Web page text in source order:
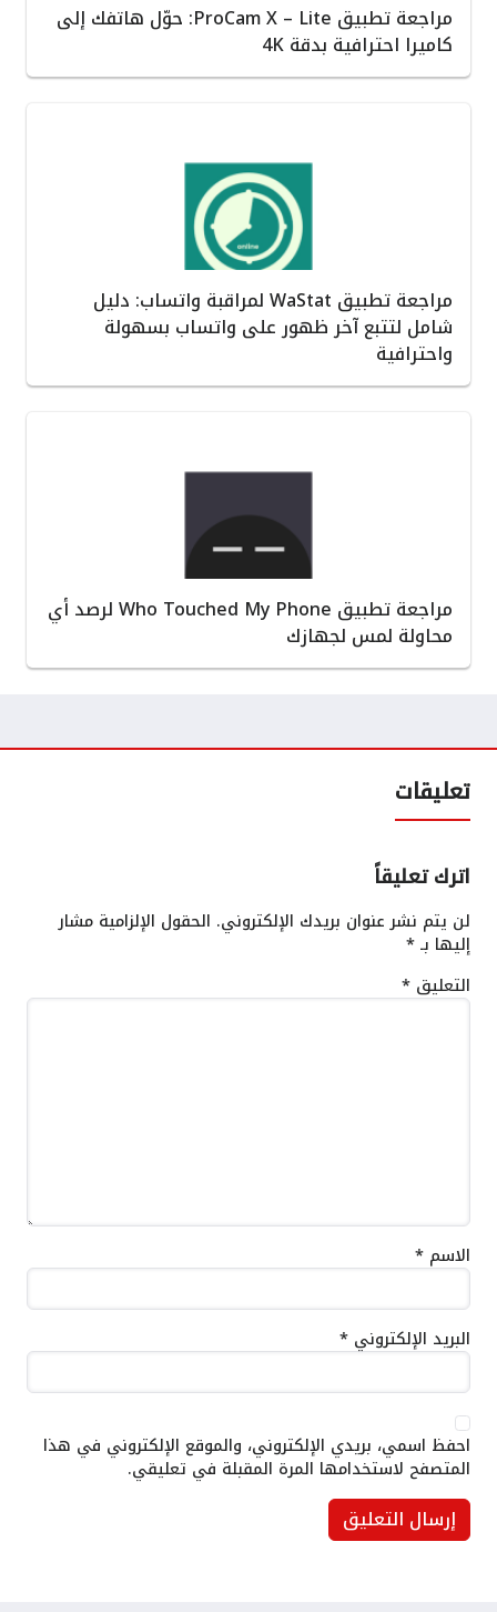
مراجعة تطبيق ProCam X – Lite: حوّل هاتفك إلى
كاميرا احترافية بدقة 4K
مراجعة تطبيق WaStat لمراقبة واتساب: دليل
شامل لتتبع آخر ظهور على واتساب بسهولة
واحترافية
مراجعة تطبيق Who Touched My Phone لرصد أي
محاولة لمس لجهازك
تعليقات
اترك تعليقاً
لن يتم نشر عنوان بريدك الإلكتروني. الحقول الإلزامية مشار
إليها بـ*
التعليق *
الاسم *
البريد الإلكتروني *
احفظ اسمي، بريدي الإلكتروني، والموقع الإلكتروني في هذا
المتصفح لاستخدامها المرة المقبلة في تعليقي.